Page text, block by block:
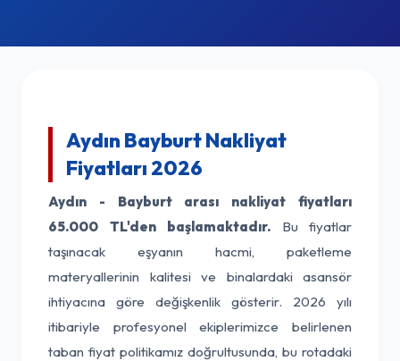
Aydın Bayburt Nakliyat
Fiyatları 2026
Aydın - Bayburt arası nakliyat fiyatları
65.000 TL'den başlamaktadır. Bu fiyatlar
taşınacak eşyanın hacmi, paketleme
materyallerinin kalitesi ve binalardaki asansör
ihtiyacına göre değişkenlik gösterir. 2026 yılı
itibariyle profesyonel ekiplerimizce belirlenen
taban fiyat politikamız doğrultusunda, bu rotadaki